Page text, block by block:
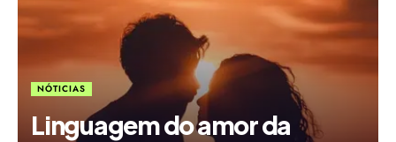
NÓTICIAS
Linguagem do amor da